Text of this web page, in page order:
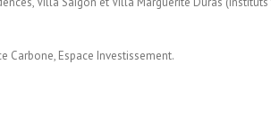
Carbone, Espace Investissement.